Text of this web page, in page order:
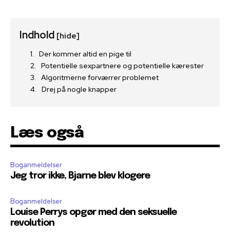
Indhold [hide]
Der kommer altid en pige til
Potentielle sexpartnere og potentielle kærester
Algoritmerne forværrer problemet
Drej på nogle knapper
Læs også
Boganmeldelser
Jeg tror ikke, Bjarne blev klogere
Boganmeldelser
Louise Perrys opgør med den seksuelle
revolution